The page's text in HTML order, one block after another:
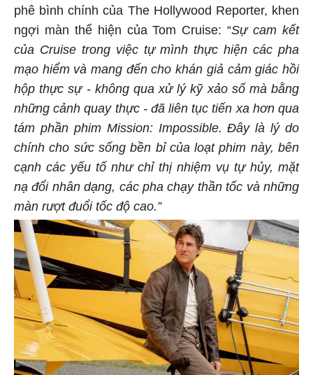
phê bình chính của The Hollywood Reporter, khen
ngợi màn thể hiện của Tom Cruise: “Sự cam kết
của Cruise trong việc tự mình thực hiện các pha
mạo hiểm và mang đến cho khán giả cảm giác hồi
hộp thực sự - không qua xử lý kỹ xảo số mà bằng
những cảnh quay thực - đã liên tục tiến xa hơn qua
tám phần phim Mission: Impossible. Đây là lý do
chính cho sức sống bền bỉ của loạt phim này, bên
cạnh các yếu tố như chỉ thị nhiệm vụ tự hủy, mặt
nạ đổi nhân dạng, các pha chạy thần tốc và những
màn rượt đuổi tốc độ cao.”